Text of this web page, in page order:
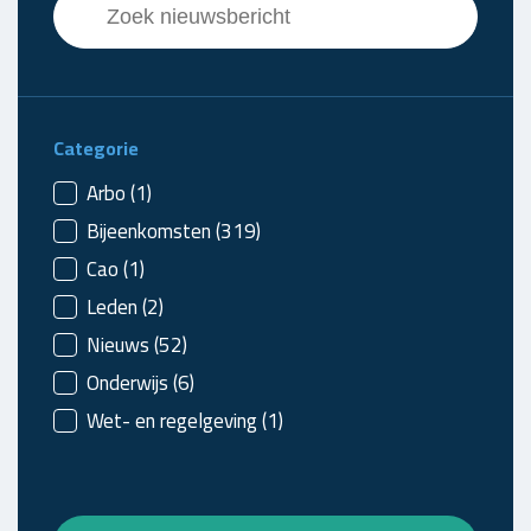
Categorie
Nieuws - categorie
Arbo(1)
Bijeenkomsten(319)
Cao(1)
Leden(2)
Nieuws(52)
Onderwijs(6)
Wet- en regelgeving(1)